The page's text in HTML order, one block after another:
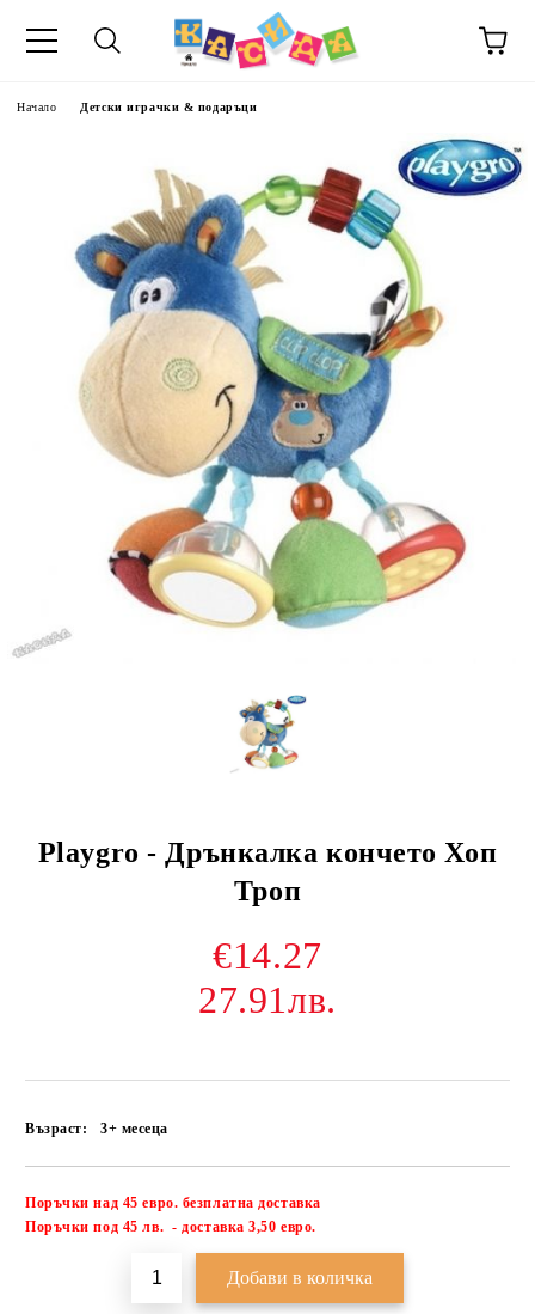
Начало Детски играчки & подаръци
Playgro - Дрънкалка кончето Хоп
Троп
€14.27
27.91лв.
Възраст: 3+ месеца
Поръчки над 45 евро. безплатна доставка
Поръчки под 45 лв. - доставка 3,50 евро.